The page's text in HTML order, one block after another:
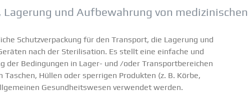
und Aufbe­wahrung von
Schutz­ver­pa­ckung für den Transport, die Lagerung und
nach der Steri­li­sation. Es stellt eine einfache und
der Bedin­gungen in Lager- und /oder Trans­port­be­reichen
Taschen, Hüllen oder sperrigen Produkten (z. B. Körbe,
Gesund­heits­wesen verwendet werden.